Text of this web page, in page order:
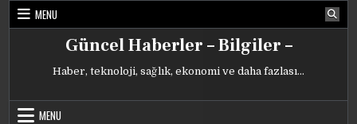
Skip
MENU
Güncel Haberler – Bilgiler –
Haber, teknoloji, sağlık, ekonomi ve daha fazlası…
MENU